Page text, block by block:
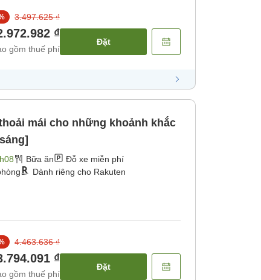
3.497.625 ₫
₫
gồm thuế phí
Đặt
mái cho những khoảnh khắc
Bữa ăn
Đỗ xe miễn phí
Dành riêng cho Rakuten
4.463.636 ₫
₫
gồm thuế phí
Đặt